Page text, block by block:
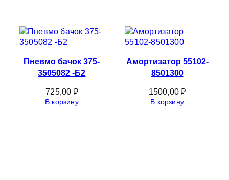
Пневмо бачок 375-
3505082 -Б2
725,00 ₽
В корзину
Амортизатор 55102-
8501300
1500,00₽
В корзину